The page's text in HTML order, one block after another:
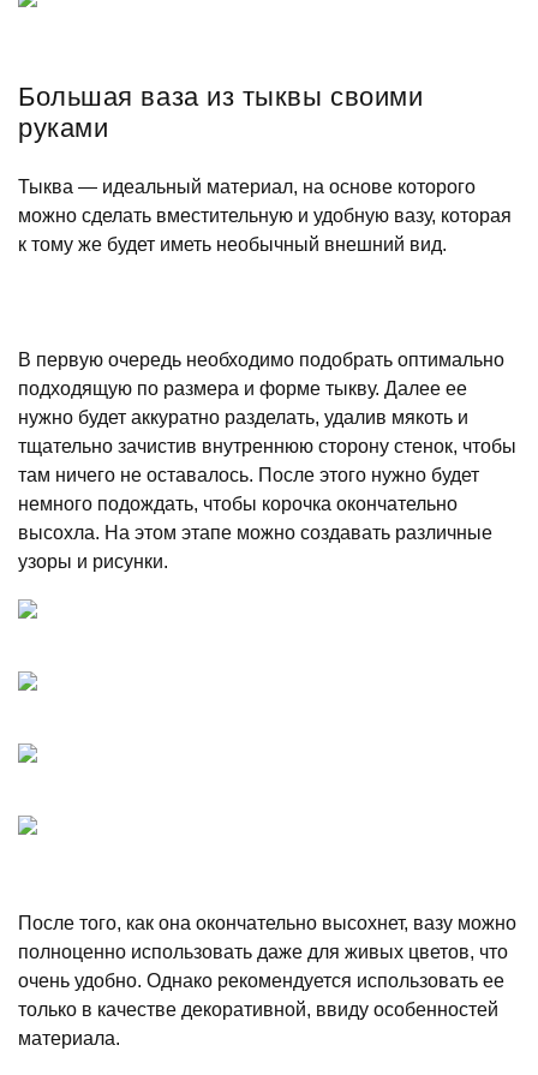
Большая ваза из тыквы своими
руками
Тыква — идеальный материал, на основе которого
можно сделать вместительную и удобную вазу, которая
к тому же будет иметь необычный внешний вид.
В первую очередь необходимо подобрать оптимально
подходящую по размера и форме тыкву. Далее ее
нужно будет аккуратно разделать, удалив мякоть и
тщательно зачистив внутреннюю сторону стенок, чтобы
там ничего не оставалось. После этого нужно будет
немного подождать, чтобы корочка окончательно
высохла. На этом этапе можно создавать различные
узоры и рисунки.
После того, как она окончательно высохнет, вазу можно
полноценно использовать даже для живых цветов, что
очень удобно. Однако рекомендуется использовать ее
только в качестве декоративной, ввиду особенностей
материала.